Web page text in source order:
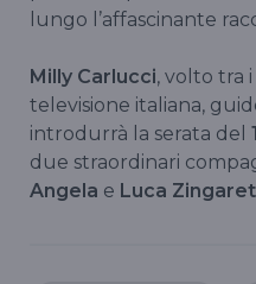
lungo l’affascinante
Milly Carlucci, volto tra
televisione italiana,
introdurrà la serata del
due straordinari
Angela e Luca